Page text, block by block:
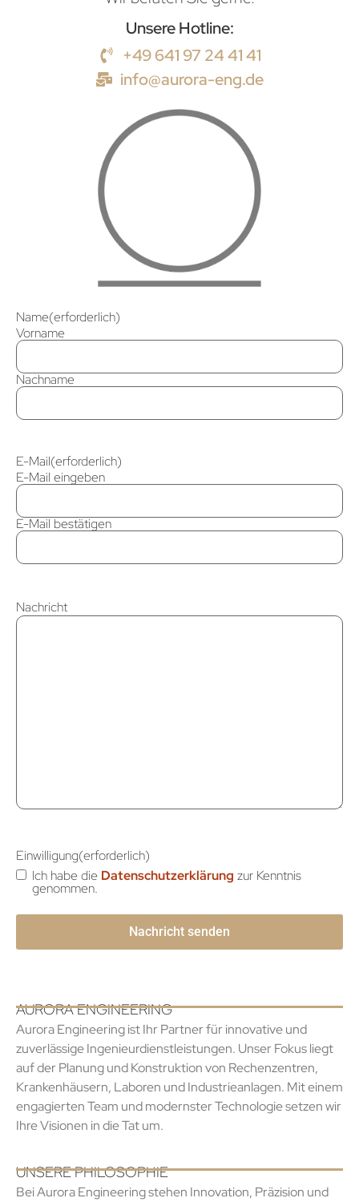
Unsere Hotline:
+49 641 97 24 41 41
info@aurora-eng.de
Name(erforderlich)
Vorname
Nachname
E-Mail(erforderlich)
E-Mail eingeben
E-Mail bestätigen
Nachricht
Einwilligung(erforderlich)
Ich habe die Datenschutzerklärung zur Kenntnis
genommen.
AURORA ENGINEERING
Aurora Engineering ist Ihr Partner für innovative und
zuverlässige Ingenieurdienstleistungen. Unser Fokus liegt
auf der Planung und Konstruktion von Rechenzentren,
Krankenhäusern, Laboren und Industrieanlagen. Mit einem
engagierten Team und modernster Technologie setzen wir
Ihre Visionen in die Tat um.
UNSERE PHILOSOPHIE
Bei Aurora Engineering stehen Innovation, Präzision und